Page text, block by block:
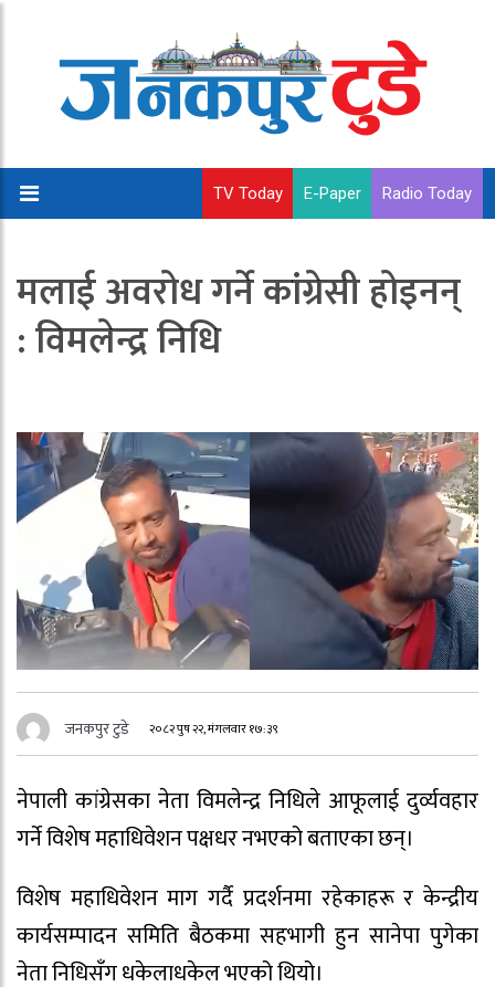
TV Today E-Paper Radio Today
मलाई अवरोध गर्ने कांग्रेसी होइनन्
: विमलेन्द्र निधि
जनकपुर टुडे २०८२ पुष २२, मंगलवार १७:३९
नेपाली कांग्रेसका नेता विमलेन्द्र निधिले आफूलाई दुर्व्यवहार
गर्ने विशेष महाधिवेशन पक्षधर नभएको बताएका छन्।
विशेष महाधिवेशन माग गर्दै प्रदर्शनमा रहेकाहरू र केन्द्रीय
कार्यसम्पादन समिति बैठकमा सहभागी हुन सानेपा पुगेका
नेता निधिसँग धकेलाधकेल भएको थियो।